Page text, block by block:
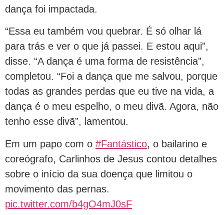
dança foi impactada.
“Essa eu também vou quebrar. É só olhar lá
para trás e ver o que já passei. E estou aqui”,
disse. “A dança é uma forma de resistência”,
completou. “Foi a dança que me salvou, porque
todas as grandes perdas que eu tive na vida, a
dança é o meu espelho, o meu divã. Agora, não
tenho esse divã”, lamentou.
Em um papo com o #Fantástico, o bailarino e
coreógrafo, Carlinhos de Jesus contou detalhes
sobre o início da sua doença que limitou o
movimento das pernas.
pic.twitter.com/b4gO4mJ0sF